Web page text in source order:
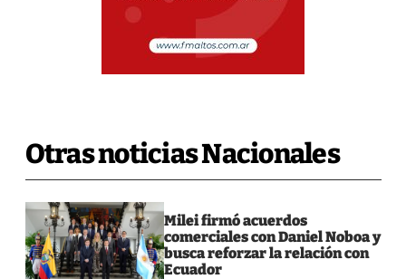
Otras noticias Nacionales
Milei firmó acuerdos
comerciales con Daniel Noboa y
busca reforzar la relación con
Ecuador